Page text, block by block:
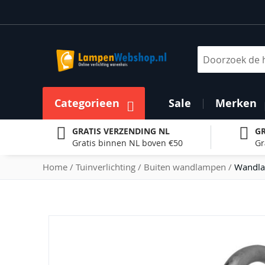
naar
inhoud
Categorieen Sale Merken
GRATIS VERZENDING NL
Gratis binnen NL boven €50
Home Tuinverlichting Buiten wandlampen